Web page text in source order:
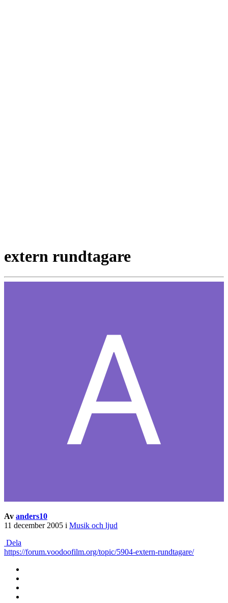
extern rundtagare
Av anders10
11 december 2005 i Musik och ljud
Dela
https://forum.voodoofilm.org/topic/5904-extern-rundtagare/